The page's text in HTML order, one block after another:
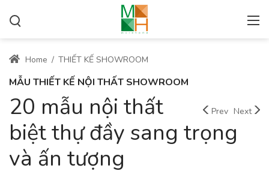
Home / THIẾT KẾ SHOWROOM
MẪU THIẾT KẾ NỘI THẤT SHOWROOM
Prev Next
20 mẫu nội thất
biệt thự đầy sang trọng
và ấn tượng